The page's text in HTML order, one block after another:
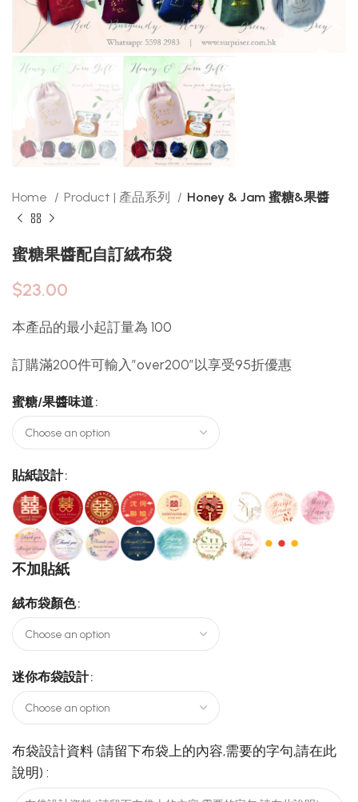
Home Product | 產品系列 Honey & Jam 蜜糖&果醬
蜜糖果醬配自訂絨布袋
$23.00
本產品的最小起訂量為 100
訂購滿200件可輸入”over200″以享受95折優惠
蜜糖/果醬味道
貼紙設計
不加貼紙
絨布袋顏色
迷你布袋設計
布袋設計資料 (請留下布袋上的內容,需要的字句,請在此
說明) :